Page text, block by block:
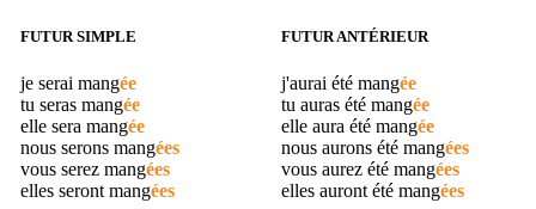
FUTUR SIMPLE
je serai mangée
tu seras mangée
elle sera mangée
nous serons mangées
vous serez mangées
elles seront mangées
FUTUR ANTÉRIEUR
j'aurai été mangée
tu auras été mangée
elle aura été mangée
nous aurons été mangées
vous aurez été mangées
elles auront été mangées